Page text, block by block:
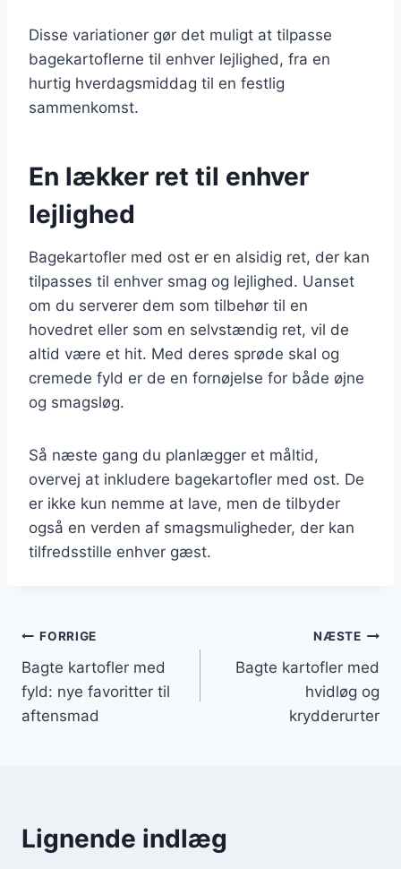
Disse variationer gør det muligt at tilpasse
bagekartoflerne til enhver lejlighed, fra en
hurtig hverdagsmiddag til en festlig
sammenkomst.
En lækker ret til enhver
lejlighed
Bagekartofler med ost er en alsidig ret, der kan
tilpasses til enhver smag og lejlighed. Uanset
om du serverer dem som tilbehør til en
hovedret eller som en selvstændig ret, vil de
altid være et hit. Med deres sprøde skal og
cremede fyld er de en fornøjelse for både øjne
og smagsløg.
Så næste gang du planlægger et måltid,
overvej at inkludere bagekartofler med ost. De
er ikke kun nemme at lave, men de tilbyder
også en verden af smagsmuligheder, der kan
tilfredsstille enhver gæst.
Indlægsnavigation
FORRIGE
Bagte kartofler med
fyld: nye favoritter til
aftensmad
NÆSTE
Bagte kartofler med
hvidløg og
krydderurter
Lignende indlæg